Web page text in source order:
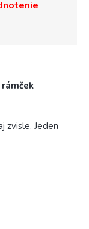
rámček
zvisle. Jeden